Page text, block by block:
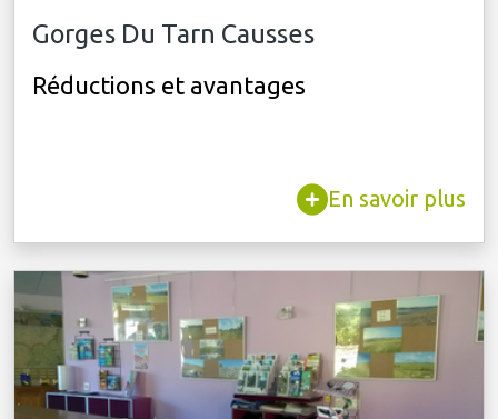
Gorges Du Tarn Causses
Réductions et avantages
En savoir plus